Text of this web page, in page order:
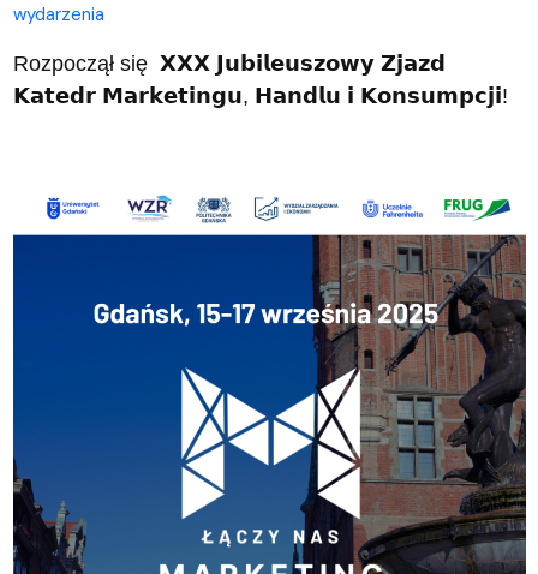
wydarzenia
Rozpoczął się 𝗫𝗫𝗫 𝗝𝘂𝗯𝗶𝗹𝗲𝘂𝘀𝘇𝗼𝘄𝘆 𝗭𝗷𝗮𝘇𝗱
𝗞𝗮𝘁𝗲𝗱𝗿 𝗠𝗮𝗿𝗸𝗲𝘁𝗶𝗻𝗴𝘂, 𝗛𝗮𝗻𝗱𝗹𝘂 𝗶 𝗞𝗼𝗻𝘀𝘂𝗺𝗽𝗰𝗷𝗶!